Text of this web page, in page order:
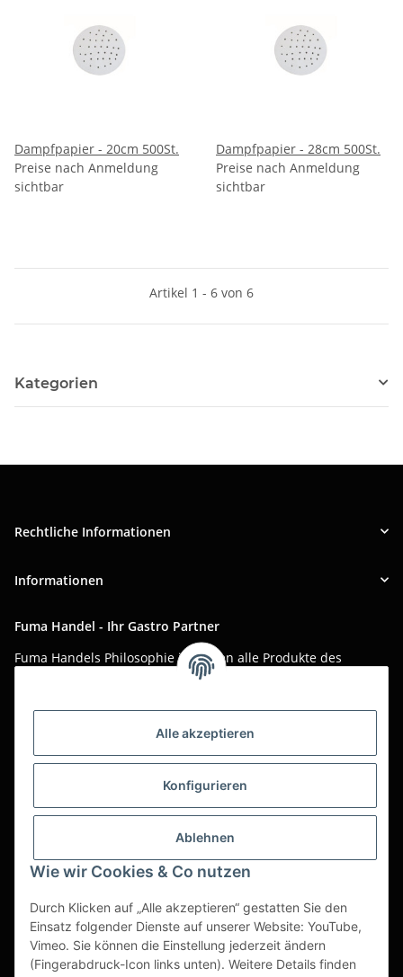
Alle akzeptieren
Konfigurieren
Ablehnen
Wie wir Cookies & Co nutzen
Durch Klicken auf „Alle akzeptieren“ gestatten Sie den
Einsatz folgender Dienste auf unserer Website: YouTube,
Vimeo. Sie können die Einstellung jederzeit ändern
(Fingerabdruck-Icon links unten). Weitere Details finden
Dampfpapier - 20cm 500St.
Preise nach Anmeldung
sichtbar
Dampfpapier - 28cm 500St.
Preise nach Anmeldung
sichtbar
Artikel 1 - 6 von 6
Kategorien
Rechtliche Informationen
Informationen
Fuma Handel - Ihr Gastro Partner
Fuma Handels Philosophie ist, Ihnen alle Produkte des
täglichen Gastro-Alltags zu günstigen Online-Preisen mit
Asiatika, Gastraum-Dekorationen, Tischgedeck, Servietten,
weltweit um Ihnen das perfekte Produkt zum optimalen Preis
Seit über 20 Jahren sind wir für Sie im Einsatz!
geltender gesetzl. USt.
Dies ist ein reiner B2B Shop für Gewerbetreibende -
Bestellungen von Privatkunden werden nicht bearbeitet!
Partner-Seite